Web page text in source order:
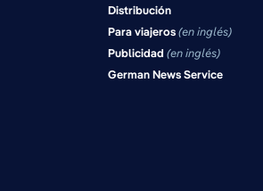
Distribución
Para viajeros en inglés
Publicidad en inglés
German News Service